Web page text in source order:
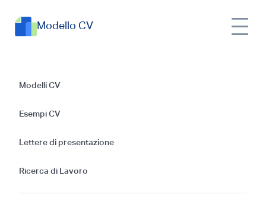
Modello CV
Modelli CV
Esempi CV
Lettere di presentazione
Ricerca di Lavoro
Esempi di CV per
Sovrintendente alla
costruzione: Guida
Gratis per il 2024